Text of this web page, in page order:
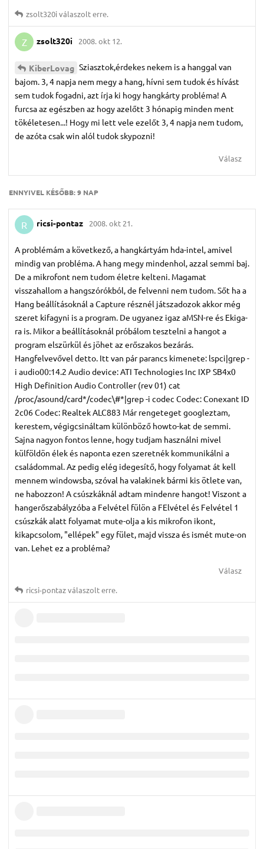
zsolt320iválaszolt erre.
Z zsolt320i 2008. okt 12.
KiberLovag Sziasztok,érdekes nekem is a hanggal van
bajom. 3, 4 napja nem megy a hang, hívni sem tudok és hívást
sem tudok fogadni, azt írja ki hogy hangkárty probléma! A
furcsa az egészben az hogy azelőtt 3 hónapig minden ment
tökéletesen...! Hogy mi lett vele ezelőt 3, 4 napja nem tudom,
de azóta csak win alól tudok skypozni!
Válasz
ENNYIVEL KÉSŐBB:9 NAP
R ricsi-pontaz 2008. okt 21.
A problémám a következő, a hangkártyám hda-intel, amivel
mindig van probléma. A hang megy mindenhol, azzal semmi baj.
De a mikrofont nem tudom életre kelteni. Magamat
visszahallom a hangszórókból, de felvenni nem tudom. Sőt ha a
Hang beállításoknál a Capture résznél játszadozok akkor még
szeret kifagyni is a program. De ugyanez igaz aMSN-re és Ekiga-
ra is. Mikor a beállításoknál próbálom tesztelni a hangot a
program elszürkül és jöhet az erőszakos bezárás.
Hangfelvevővel detto. Itt van pár parancs kimenete: lspci|grep -
i audio00:14.2 Audio device: ATI Technologies Inc IXP SB4x0
High Definition Audio Controller (rev 01) cat
/proc/asound/card*/codec\#*|grep -i codec Codec: Conexant ID
2c06 Codec: Realtek ALC883 Már rengeteget googleztam,
kerestem, végigcsináltam különböző howto-kat de semmi.
Sajna nagyon fontos lenne, hogy tudjam használni mivel
külföldön élek és naponta ezen szeretnék kommunikálni a
családommal. Az pedig elég idegesítő, hogy folyamat át kell
mennem windowsba, szóval ha valakinek bármi kis ötlete van,
ne habozzon! A csúszkáknál adtam mindenre hangot! Viszont a
hangerőszabályzóba a Felvétel fülön a FElvétel és Felvétel 1
csúszkák alatt folyamat mute-olja a kis mikrofon ikont,
kikapcsolom, "ellépek" egy fület, majd vissza és ismét mute-on
van. Lehet ez a probléma?
Válasz
ricsi-pontazválaszolt erre.